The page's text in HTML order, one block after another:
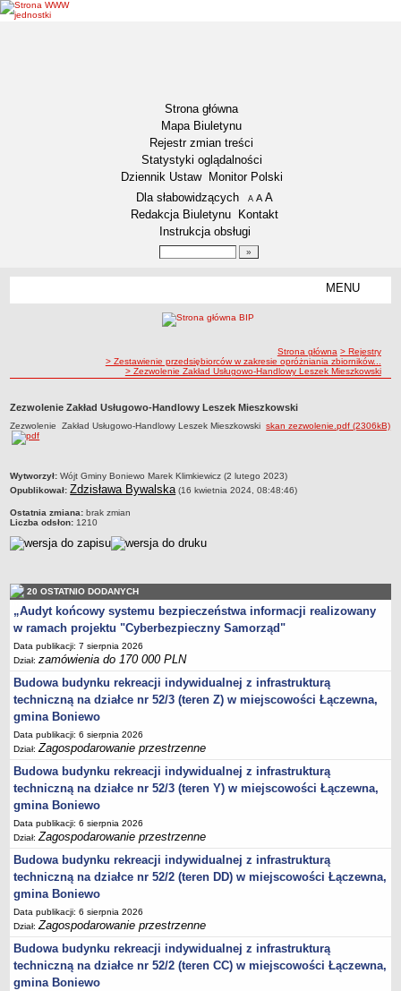
Strona główna
Mapa Biuletynu
Rejestr zmian treści
Statystyki oglądalności
Dziennik Ustaw
Monitor Polski
Menu dodatkowe
Dla słabowidzących A pomniejsz czcionkę
A standardowy rozmiar czcionki
A
Redakcja Biuletynu
Kontakt
Instrukcja obsługi
MENU
Zadania publiczne
Zabytki Gminy
Plan Zagospodarowania Przestrzennego
Miejscowy Plan Zagospodarowania Przestrzennego wybranych
terenów Gminy Boniewo
System Informacji Przestrzennej e-mapa
petycje
pomoc prawna
Punkt potwierdzania profilu zaufanego
Porozumienia
Infromacje w zakresie preferencyjnego paliwa stałego
ocena jakości wody
WŁADZE I STRUKTURA
Rada gminy
Urząd gminy
Wójt
Jednostki organizacyjne
jednostki pomocnicze /sołectwa Gminy Boniewo/
Gminne Instytucje Kultury
Nabór pracowników na stanowiska pracy
Deklaracja dostępności strony internetowej Urzędu Gminy Boniewo
RODO
REJESTRY
Rejestry i ewidencje
Rejestr działalności regulowanej
ścieżka nawigacji
Strona główna > Rejestry
> Zestawienie przedsiębiorców w zakresie opróżniania zbiorników...
> Zezwolenie Zakład Usługowo-Handlowy Leszek Mieszkowski
Zezwolenie Zakład Usługowo-Handlowy Leszek Mieszkowski
Zezwolenie Zakład Usługowo-Handlowy Leszek Mieszkowskiskan zezwolenie.pdf (2306kB)
metryczka
Wytworzył: Wójt Gminy Boniewo Marek Klimkiewicz (2 lutego 2023)
Opublikował: Zdzisława Bywalska(16 kwietnia 2024, 08:48:46)
Ostatnia zmiana: brak zmian
Liczba odsłon: 1210
20 OSTATNIO DODANYCH
„Audyt końcowy systemu bezpieczeństwa informacji realizowany
w ramach projektu "Cyberbezpieczny Samorząd"
Data publikacji: 7 sierpnia 2026
Dział:zamówienia do 170 000 PLN
Budowa budynku rekreacji indywidualnej z infrastrukturą
techniczną na działce nr 52/3 (teren Z) w miejscowości Łączewna,
gmina Boniewo
Data publikacji: 6 sierpnia 2026
Dział:Zagospodarowanie przestrzenne
Budowa budynku rekreacji indywidualnej z infrastrukturą
techniczną na działce nr 52/3 (teren Y) w miejscowości Łączewna,
gmina Boniewo
Data publikacji: 6 sierpnia 2026
Dział:Zagospodarowanie przestrzenne
Budowa budynku rekreacji indywidualnej z infrastrukturą
techniczną na działce nr 52/2 (teren DD) w miejscowości Łączewna,
gmina Boniewo
Data publikacji: 6 sierpnia 2026
Dział:Zagospodarowanie przestrzenne
Budowa budynku rekreacji indywidualnej z infrastrukturą
techniczną na działce nr 52/2 (teren CC) w miejscowości Łączewna,
gmina Boniewo